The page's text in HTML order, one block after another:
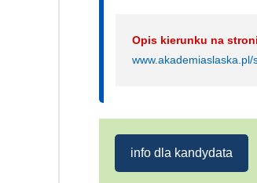
Opis kierunku na
info dla kandydata